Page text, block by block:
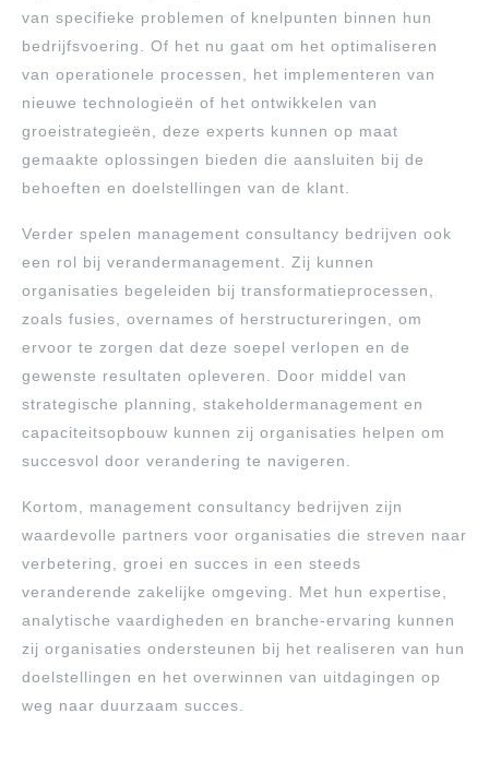
van specifieke problemen of knelpunten binnen hun
bedrijfsvoering. Of het nu gaat om het optimaliseren
van operationele processen, het implementeren van
nieuwe technologieën of het ontwikkelen van
groeistrategieën, deze experts kunnen op maat
gemaakte oplossingen bieden die aansluiten bij de
behoeften en doelstellingen van de klant.
Verder spelen management consultancy bedrijven ook
een rol bij verandermanagement. Zij kunnen
organisaties begeleiden bij transformatieprocessen,
zoals fusies, overnames of herstructureringen, om
ervoor te zorgen dat deze soepel verlopen en de
gewenste resultaten opleveren. Door middel van
strategische planning, stakeholdermanagement en
capaciteitsopbouw kunnen zij organisaties helpen om
succesvol door verandering te navigeren.
Kortom, management consultancy bedrijven zijn
waardevolle partners voor organisaties die streven naar
verbetering, groei en succes in een steeds
veranderende zakelijke omgeving. Met hun expertise,
analytische vaardigheden en branche-ervaring kunnen
zij organisaties ondersteunen bij het realiseren van hun
doelstellingen en het overwinnen van uitdagingen op
weg naar duurzaam succes.